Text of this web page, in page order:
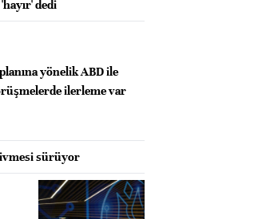
dedi
yönelik ABD ile
ilerleme var
sürüyor